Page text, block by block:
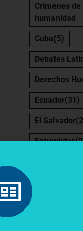
Crímenes de
humanidad
Cuba(5)
Debates
Derechos
Ecuador(31)
El Salvador
Entrevistas